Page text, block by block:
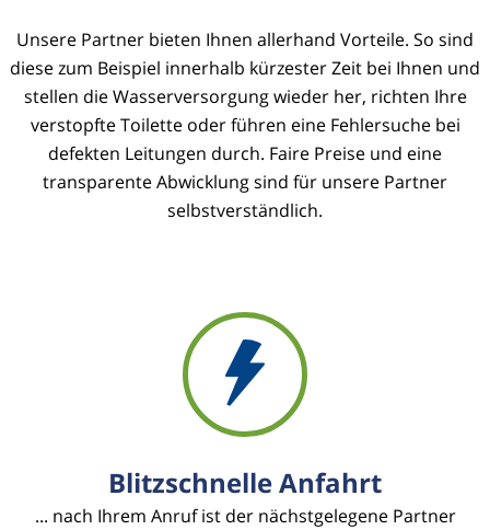
Unsere Partner bieten Ihnen allerhand Vorteile. So sind
diese zum Beispiel innerhalb kürzester Zeit bei Ihnen und
stellen die Wasserversorgung wieder her, richten Ihre
verstopfte Toilette oder führen eine Fehlersuche bei
defekten Leitungen durch. Faire Preise und eine
transparente Abwicklung sind für unsere Partner
selbstverständlich.
Blitzschnelle Anfahrt
... nach Ihrem Anruf ist der nächstgelegene Partner